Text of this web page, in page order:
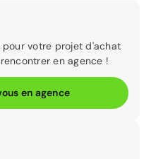
pour votre projet d'achat
en agence !
en agence